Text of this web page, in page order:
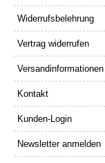
Widerrufsbelehrung
Vertrag widerrufen
Versandinformationen
Kontakt
Kunden-Login
Newsletter anmelden